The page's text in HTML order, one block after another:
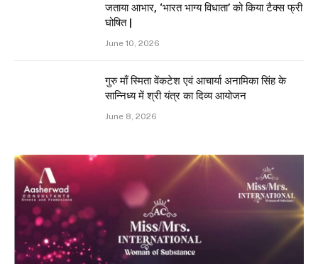
जताया आभार, ‘भारत भाग्य विधाता’ को किया टैक्स फ्री
घोषित |
June 10, 2026
गुरु माँ स्मिता वेंकटेश एवं आचार्या अनामिका सिंह के
सान्निध्य में श्री यंत्र का दिव्य आयोजन
June 8, 2026